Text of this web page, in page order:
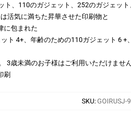
ト、110のガジェット、252のガジェッ
活気に満ちた昇華させた印刷物と
に包まれた
ト 4+、年齢のための110ガジェット 6
3歳未満のお子様はご利用いただけませ
刷
SKU: GOIRUSJ-